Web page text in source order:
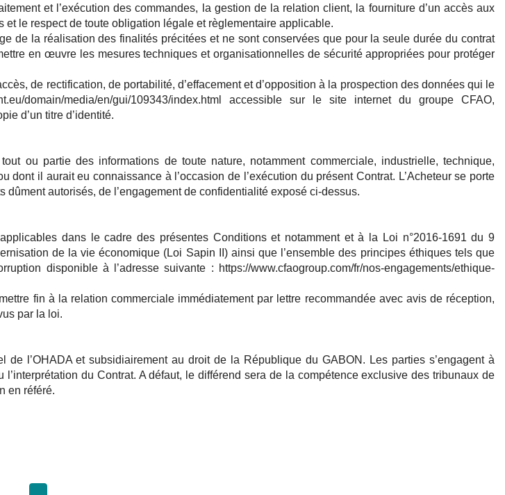
et l’exécution des commandes, la gestion de la relation client, la fourniture d’un accès aux
le respect de toute obligation légale et règlementaire applicable.
de la réalisation des finalités précitées et ne sont conservées que pour la seule durée du contrat
en œuvre les mesures techniques et organisationnelles de sécurité appropriées pour protéger
de rectification, de portabilité, d’effacement et d’opposition à la prospection des données qui le
domain/media/en/gui/109343/index.html accessible sur le site internet du groupe CFAO,
d’un titre d’identité.
ou partie des informations de toute nature, notamment commerciale, industrielle, technique,
dont il aurait eu connaissance à l’occasion de l’exécution du présent Contrat. L’Acheteur se porte
autorisés, de l’engagement de confidentialité exposé ci-dessus.
dans le cadre des présentes Conditions et notamment et à la Loi n°2016-1691 du 9
de la vie économique (Loi Sapin II) ainsi que l’ensemble des principes éthiques tels que
disponible à l’adresse suivante : https://www.cfaogroup.com/fr/nos-engagements/ethique-
fin à la relation commerciale immédiatement par lettre recommandée avec avis de réception,
par la loi.
l’OHADA et subsidiairement au droit de la République du GABON. Les parties s’engagent à
du Contrat. A défaut, le différend sera de la compétence exclusive des tribunaux de
en référé.